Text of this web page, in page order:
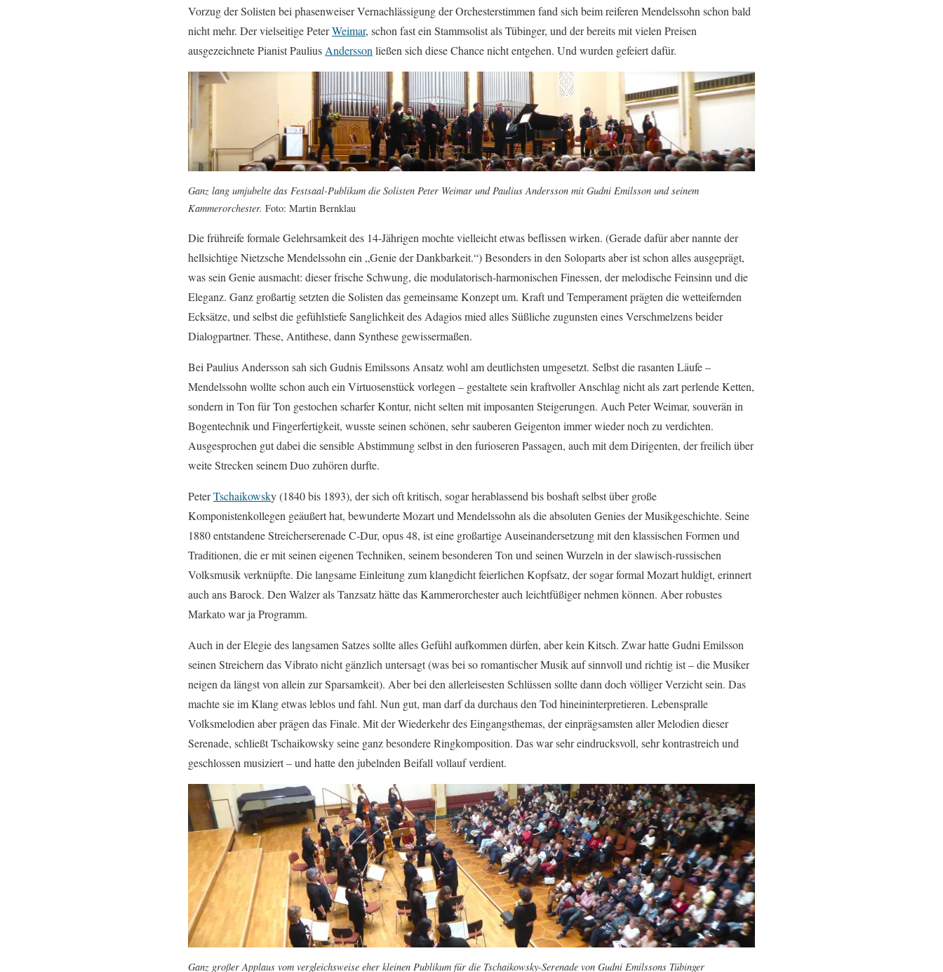
Vorzug der Solisten bei phasenweiser Vernachlässigung der Orchesterstimmen fand sich beim reiferen Mendelssohn schon bald
nicht mehr. Der vielseitige PeterWeimar, schon fast ein Stammsolist als Tübinger, und der bereits mit vielen Preisen
ausgezeichnete Pianist Paulius Andersson ließen sich diese Chance nicht entgehen. Und wurden gefeiert dafür.
Ganz lang umjubelte das Festsaal-Publikum die Solisten Peter Weimar und Paulius Andersson mit Gudni Emilsson und seinem
Kammerorchester. Foto: Martin Bernklau
Die frühreife formale Gelehrsamkeit des 14-Jährigen mochte vielleicht etwas beflissen wirken. (Gerade dafür aber nannte der
hellsichtige Nietzsche Mendelssohn ein „Genie der Dankbarkeit.“) Besonders in den Soloparts aber ist schon alles ausgeprägt,
was sein Genie ausmacht: dieser frische Schwung, die modulatorisch-harmonischen Finessen, der melodische Feinsinn und die
Eleganz. Ganz großartig setzten die Solisten das gemeinsame Konzept um. Kraft und Temperament prägten die wetteifernden
Ecksätze, und selbst die gefühlstiefe Sanglichkeit des Adagios mied alles Süßliche zugunsten eines Verschmelzens beider
Dialogpartner. These, Antithese, dann Synthese gewissermaßen.
Bei Paulius Andersson sah sich Gudnis Emilssons Ansatz wohl am deutlichsten umgesetzt. Selbst die rasanten Läufe –
Mendelssohn wollte schon auch ein Virtuosenstück vorlegen – gestaltete sein kraftvoller Anschlag nicht als zart perlende Ketten,
sondern in Ton für Ton gestochen scharfer Kontur, nicht selten mit imposanten Steigerungen. Auch Peter Weimar, souverän in
Bogentechnik und Fingerfertigkeit, wusste seinen schönen, sehr sauberen Geigenton immer wieder noch zu verdichten.
Ausgesprochen gut dabei die sensible Abstimmung selbst in den furioseren Passagen, auch mit dem Dirigenten, der freilich über
weite Strecken seinem Duo zuhören durfte.
PeterTschaikowsky (1840 bis 1893), der sich oft kritisch, sogar herablassend bis boshaft selbst über große
Komponistenkollegen geäußert hat, bewunderte Mozart und Mendelssohn als die absoluten Genies der Musikgeschichte. Seine
1880 entstandene Streicherserenade C-Dur, opus 48, ist eine großartige Auseinandersetzung mit den klassischen Formen und
Traditionen, die er mit seinen eigenen Techniken, seinem besonderen Ton und seinen Wurzeln in der slawisch-russischen
Volksmusik verknüpfte. Die langsame Einleitung zum klangdicht feierlichen Kopfsatz, der sogar formal Mozart huldigt, erinnert
auch ans Barock. Den Walzer als Tanzsatz hätte das Kammerorchester auch leichtfüßiger nehmen können. Aber robustes
Markato war ja Programm.
Auch in der Elegie des langsamen Satzes sollte alles Gefühl aufkommen dürfen, aber kein Kitsch. Zwar hatte Gudni Emilsson
seinen Streichern das Vibrato nicht gänzlich untersagt (was bei so romantischer Musik auf sinnvoll und richtig ist – die Musiker
neigen da längst von allein zur Sparsamkeit). Aber bei den allerleisesten Schlüssen sollte dann doch völliger Verzicht sein. Das
machte sie im Klang etwas leblos und fahl. Nun gut, man darf da durchaus den Tod hineininterpretieren. Lebenspralle
Volksmelodien aber prägen das Finale. Mit der Wiederkehr des Eingangsthemas, der einprägsamsten aller Melodien dieser
Serenade, schließt Tschaikowsky seine ganz besondere Ringkomposition. Das war sehr eindrucksvoll, sehr kontrastreich und
geschlossen musiziert – und hatte den jubelnden Beifall vollauf verdient.
Ganz großer Applaus vom vergleichsweise eher kleinen Publikum für die Tschaikowsky-Serenade von Gudni Emilssons Tübinger